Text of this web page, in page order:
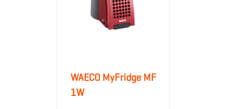
WAECO MyFridge MF
1W